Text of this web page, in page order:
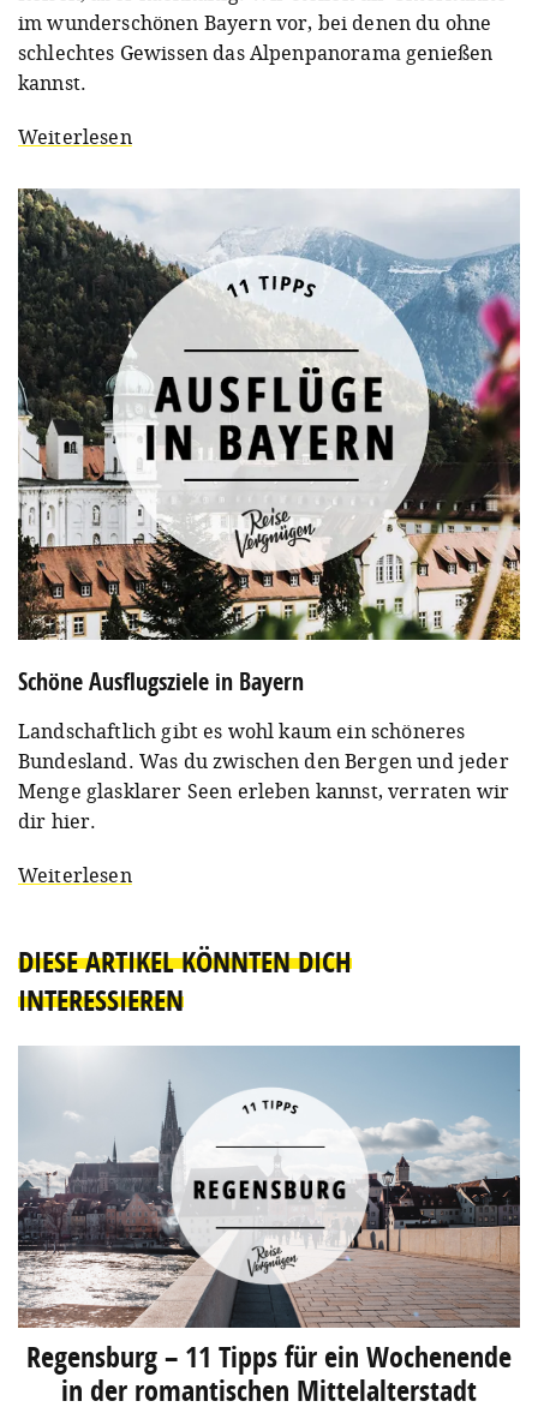
im wunderschönen Bayern vor, bei denen du ohne
schlechtes Gewissen das Alpenpanorama genießen
kannst.
Weiterlesen
Schöne Ausflugsziele in Bayern
Landschaftlich gibt es wohl kaum ein schöneres
Bundesland. Was du zwischen den Bergen und jeder
Menge glasklarer Seen erleben kannst, verraten wir
dir hier.
Weiterlesen
DIESE ARTIKEL KÖNNTEN DICH
INTERESSIEREN
Regensburg – 11 Tipps für ein Wochenende
in der romantischen Mittelalterstadt